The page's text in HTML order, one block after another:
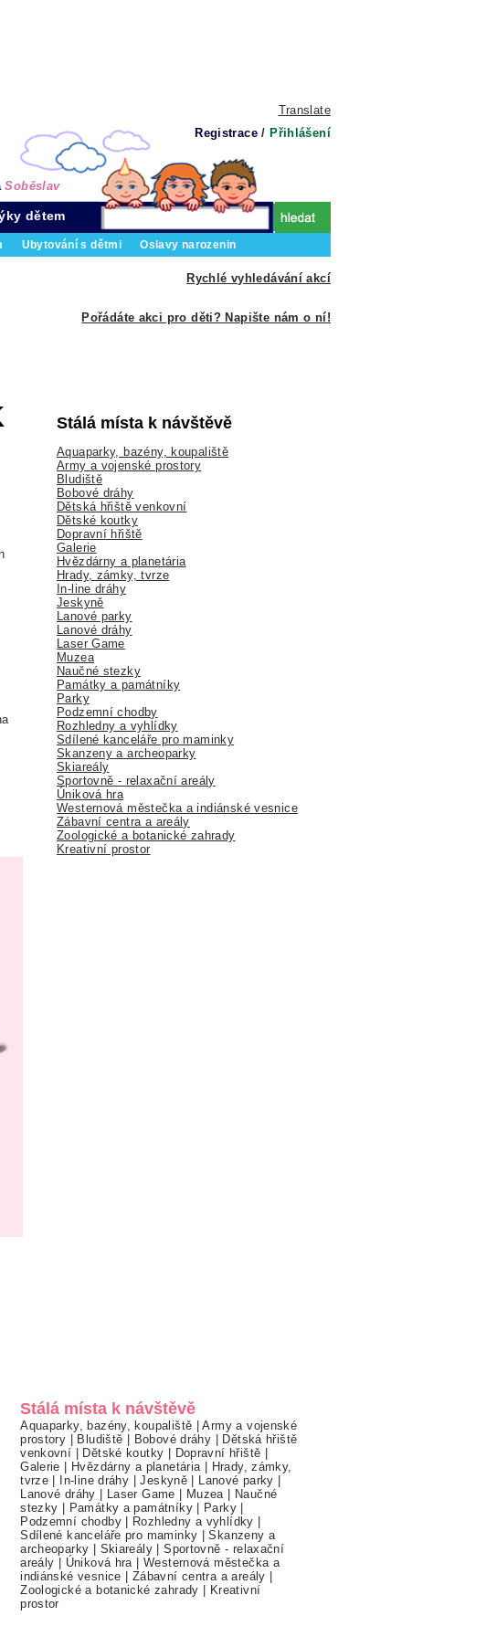
Translate
Registrace / Přihlášení
Soběslav
Ubytování s dětmi Oslavy narozenin
dětem
Rychlé vyhledávání akcí
Pořádáte akci pro děti? Napište nám o ní!
Stálá místa k návštěvě
Aquaparky, bazény, koupaliště
Army a vojenské prostory
Bludiště
Bobové dráhy
Dětská hřiště venkovní
Dětské koutky
Dopravní hřiště
Galerie
Hvězdárny a planetária
Hrady, zámky, tvrze
In-line dráhy
Jeskyně
Lanové parky
Lanové dráhy
Laser Game
Muzea
Naučné stezky
Památky a památníky
Parky
Podzemní chodby
Rozhledny a vyhlídky
Sdílené kanceláře pro maminky
Skanzeny a archeoparky
Skiareály
Sportovně - relaxační areály
Úniková hra
Westernová městečka a indiánské vesnice
Zábavní centra a areály
Zoologické a botanické zahrady
Kreativní prostor
Stálá místa k návštěvě
Aquaparky, bazény, koupaliště |Army a vojenské
prostory | Bludiště | Bobové dráhy | Dětská hřiště
venkovní | Dětské koutky | Dopravní hřiště |
Galerie | Hvězdárny a planetária | Hrady, zámky,
tvrze | In-line dráhy |Jeskyně | Lanové parky |
Lanové dráhy | Laser Game | Muzea | Naučné
stezky | Památky a památníky| Parky |
Podzemní chodby| Rozhledny a vyhlídky |
Sdílené kanceláře pro maminky |Skanzeny a
archeoparky | Skiareály |Sportovně - relaxační
areály | Úniková hra |Westernová městečka a
indiánské vesnice | Zábavní centra a areály |
Zoologické a botanické zahrady | Kreativní
prostor